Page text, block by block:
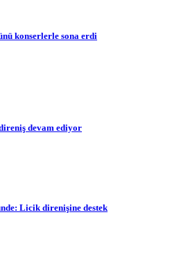
konserlerle sona erdi
devam ediyor
Licik direnişine destek